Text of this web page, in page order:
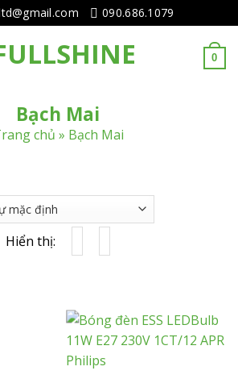
090.686.1079
0
Bạch Mai
chủ » Bạch Mai
Hiển thị: